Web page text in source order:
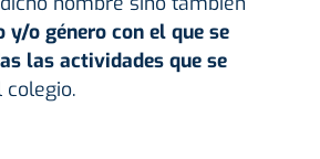
y/o género con el que se
las actividades que se
colegio.